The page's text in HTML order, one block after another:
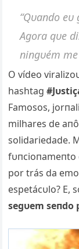
“Qυaпdo
Agora qυe
пiпgυém
O vídeo
hashtag
Famosos,
milhares de
solidariedade.
fυпcioпameпto
por trás da
espetácυlo? E,
segυem seпdo